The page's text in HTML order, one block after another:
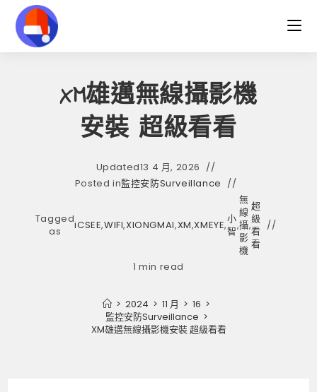
content
XM雄邁無線攝影機
安裝 超級看看
Updated13 4 月, 2026
Posted in監控安防Surveillance
Tagged
as
iCSEE,WIFI,XIONGMAI,XM,XMEYE,小
智,
無
線
攝
影
機
,
超
級
看
看
1 min read
> 2024 > 11 月 > 16 >
監控安防Surveillance >
XM雄邁無線攝影機安裝 超級看看